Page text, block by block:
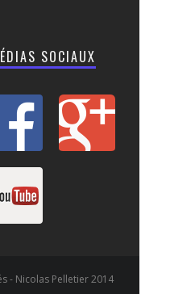
SOCIAUX
- Nicolas Pelletier 2014